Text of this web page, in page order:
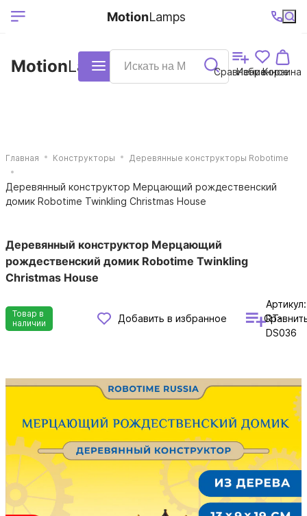
Ваш регион
Выберите ваш
+7 (495)740-
38-68
График
работы
MotionLamps Каталог Сравнение
Избранное
Корзина
MotionLamps
Главная Конструкторы Деревянные конструкторы Robotime
Деревянный конструктор Мерцающий рождественский
домик Robotime Twinkling Christmas House
Деревянный конструктор Мерцающий
рождественский домик Robotime Twinkling
Christmas House
Товар в
наличии
Добавить в избранное
Артикул:
RT-
DS036